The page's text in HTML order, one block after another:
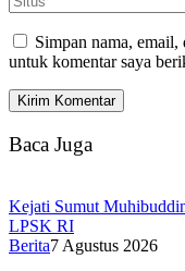
Simpan nama, email,
untuk komentar saya
Baca Juga
Kejati Sumut
LPSK RI
Berita7 Agustus 2026